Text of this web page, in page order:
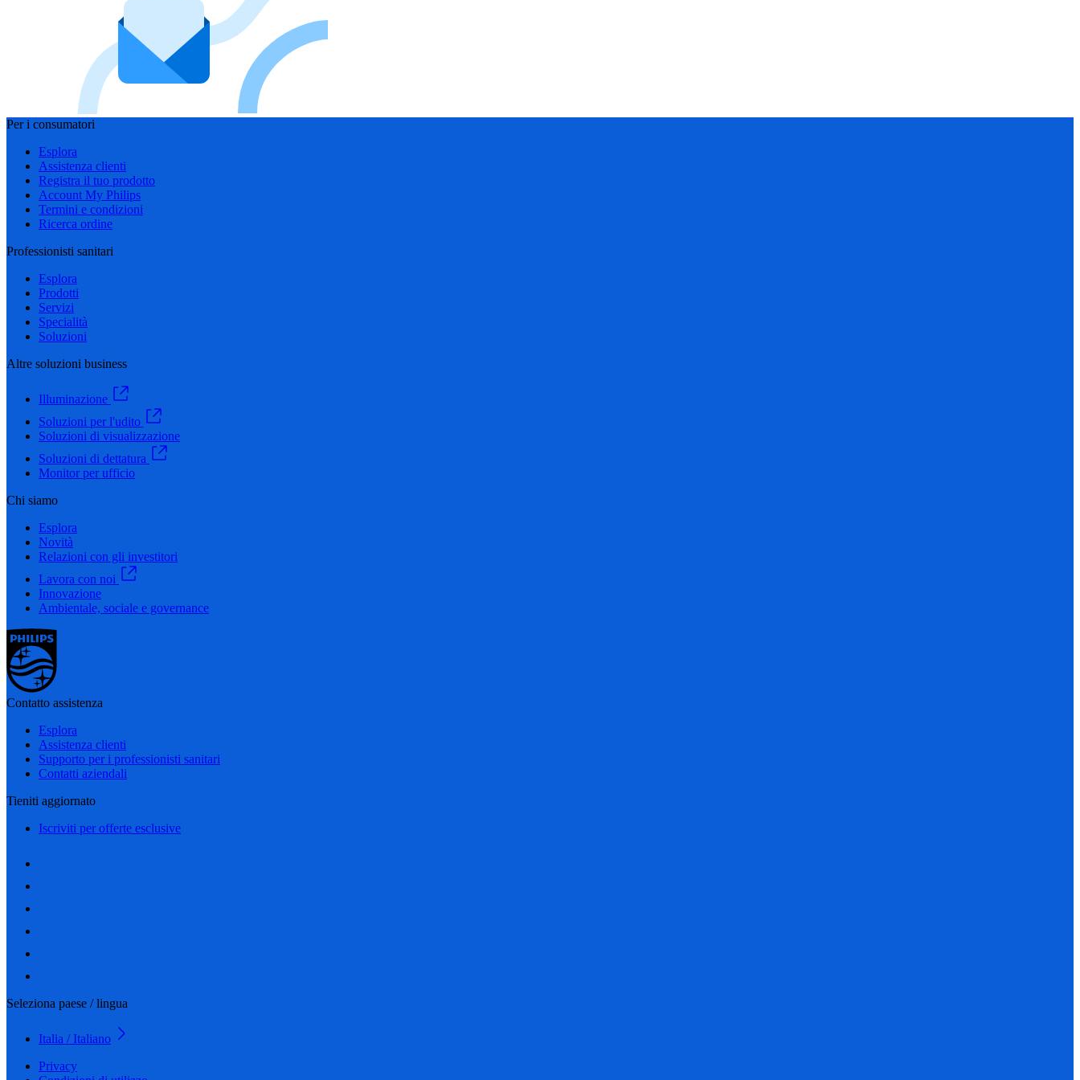
Per i consumatori
Esplora
Assistenza clienti
Registra il tuo prodotto
Account My Philips
Termini e condizioni
Ricerca ordine
Professionisti sanitari
Esplora
Prodotti
Servizi
Specialità
Soluzioni
Altre soluzioni business
Illuminazione
Soluzioni per l'udito
Soluzioni di visualizzazione
Soluzioni di dettatura
Monitor per ufficio
Chi siamo
Esplora
Novità
Relazioni con gli investitori
Lavora con noi
Innovazione
Ambientale, sociale e governance
Contatto assistenza
Esplora
Assistenza clienti
Supporto per i professionisti sanitari
Contatti aziendali
Tieniti aggiornato
Iscriviti per offerte esclusive
Seleziona paese / lingua
Italia / Italiano
Privacy